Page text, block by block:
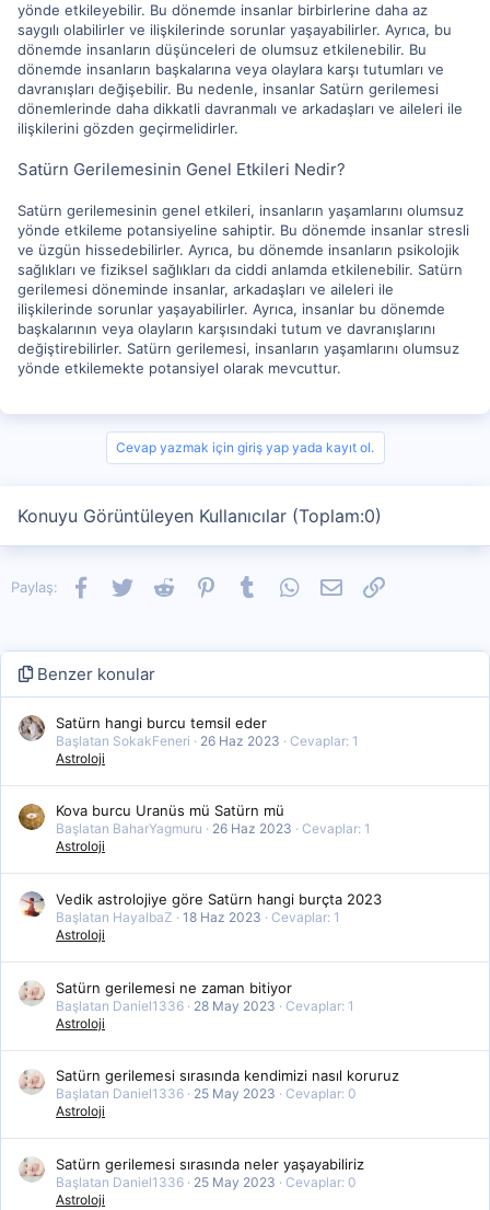
yönde etkileyebilir. Bu dönemde insanlar birbirlerine daha az
saygılı olabilirler ve ilişkilerinde sorunlar yaşayabilirler. Ayrıca, bu
dönemde insanların düşünceleri de olumsuz etkilenebilir. Bu
dönemde insanların başkalarına veya olaylara karşı tutumları ve
davranışları değişebilir. Bu nedenle, insanlar Satürn gerilemesi
dönemlerinde daha dikkatli davranmalı ve arkadaşları ve aileleri ile
ilişkilerini gözden geçirmelidirler.
Satürn Gerilemesinin Genel Etkileri Nedir?
Satürn gerilemesinin genel etkileri, insanların yaşamlarını olumsuz
yönde etkileme potansiyeline sahiptir. Bu dönemde insanlar stresli
ve üzgün hissedebilirler. Ayrıca, bu dönemde insanların psikolojik
sağlıkları ve fiziksel sağlıkları da ciddi anlamda etkilenebilir. Satürn
gerilemesi döneminde insanlar, arkadaşları ve aileleri ile
ilişkilerinde sorunlar yaşayabilirler. Ayrıca, insanlar bu dönemde
başkalarının veya olayların karşısındaki tutum ve davranışlarını
değiştirebilirler. Satürn gerilemesi, insanların yaşamlarını olumsuz
yönde etkilemekte potansiyel olarak mevcuttur.
Cevap yazmak için giriş yap yada kayıt ol.
Konuyu Görüntüleyen Kullanıcılar (Toplam:0)
Paylaş: Facebook
TwitterReddit PinterestTumblrWhatsApp
E-postaLink
Benzer konular
Satürn hangi burcu temsil eder
Başlatan SokakFeneri 26 Haz 2023
Cevaplar: 1
Astroloji
Kova burcu Uranüs mü Satürn mü
Başlatan BaharYagmuru 26 Haz 2023
Cevaplar: 1
Astroloji
Vedik astrolojiye göre Satürn hangi burçta 2023
Başlatan HayalbaZ 18 Haz 2023
Cevaplar: 1
Astroloji
Satürn gerilemesi ne zaman bitiyor
Başlatan Daniel1336 28 May 2023
Cevaplar: 1
Astroloji
Satürn gerilemesi sırasında kendimizi nasıl koruruz
Başlatan Daniel1336 25 May 2023
Cevaplar: 0
Astroloji
Satürn gerilemesi sırasında neler yaşayabiliriz
Başlatan Daniel1336 25 May 2023
Cevaplar: 0
Astroloji